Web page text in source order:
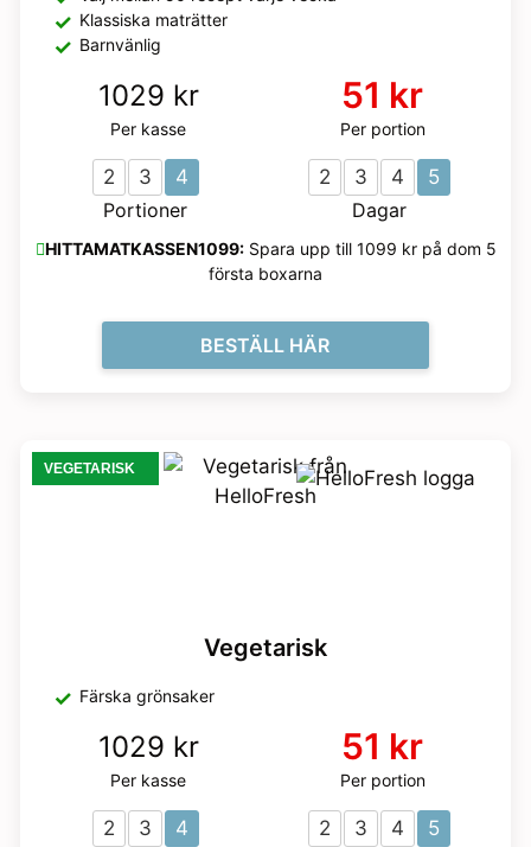
Klassiska maträtter
Barnvänlig
1029 kr
Per kasse
51 kr
Per portion
2 3
4
Portioner
2 3 4
5
Dagar
HITTAMATKASSEN1099:Spara upp till 1099 kr på dom 5
första boxarna
BESTÄLL HÄR
VEGETARISK
Vegetarisk
Färska grönsaker
1029 kr
Per kasse
51 kr
Per portion
2 3
4
2 3 4
5